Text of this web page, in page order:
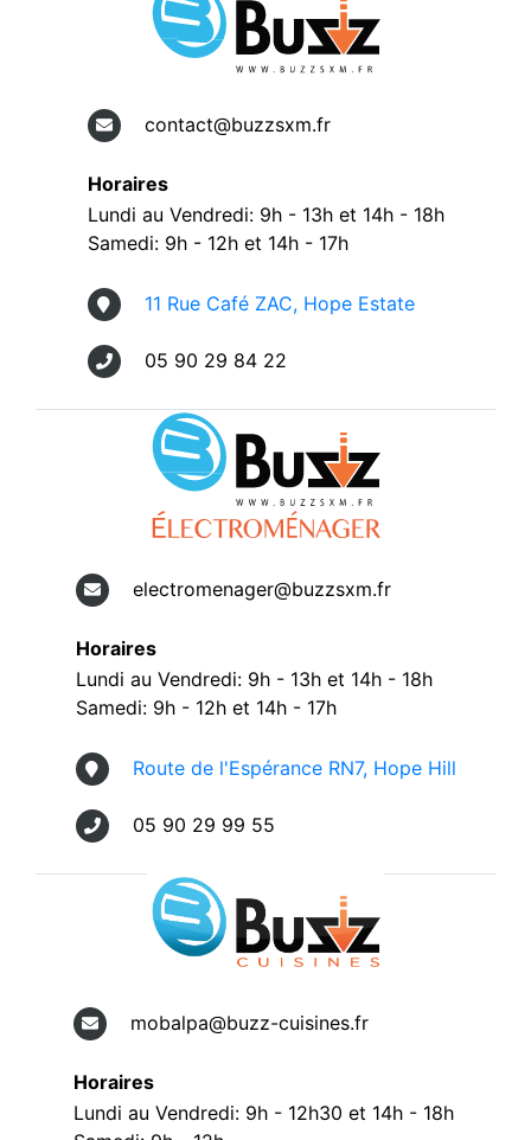
contact@buzzsxm.fr
Horaires
Lundi au Vendredi: 9h - 13h et 14h - 18h
Samedi: 9h - 12h et 14h - 17h
11 Rue Café ZAC, Hope Estate
05 90 29 84 22
electromenager@buzzsxm.fr
Horaires
Lundi au Vendredi: 9h - 13h et 14h - 18h
Samedi: 9h - 12h et 14h - 17h
Route de l'Espérance RN7, Hope Hill
05 90 29 99 55
mobalpa@buzz-cuisines.fr
Horaires
Lundi au Vendredi: 9h - 12h30 et 14h - 18h